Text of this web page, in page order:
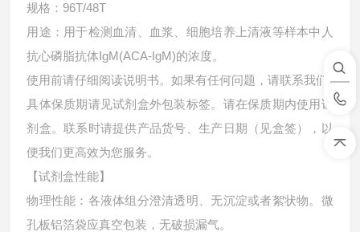
规格：96T/48T
用途：用于检测血清、血浆、细胞培养上清液等样本中 人
抗心磷脂抗体IgM(ACA-IgM)的浓度。
使用前请仔细阅读说明书。如果有任何问题，请联系我们
具体保质期请见试剂盒外包装标签。请在保质期内使用试
剂盒。联系时请提供产品货号、生产日期（见盒签），以
便我们更高效为您服务。
【试剂盒性能】
物理性能：各液体组分澄清透明、无沉淀或者絮状物。微
孔板铝箔袋应真空包装，无破损漏气。